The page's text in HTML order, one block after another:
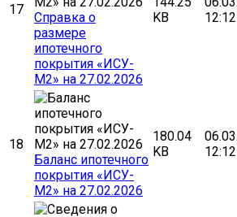
17
Cправка о
размере
ипотечного
покрытия «ИСУ-
М2» на 27.02.2026
KB
12:12
18
Баланс ипотечного
покрытия «ИСУ-
М2» на 27.02.2026
180.04
KB
12:12